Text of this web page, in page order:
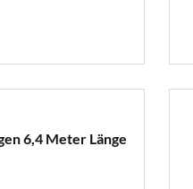
6,4 Meter Länge